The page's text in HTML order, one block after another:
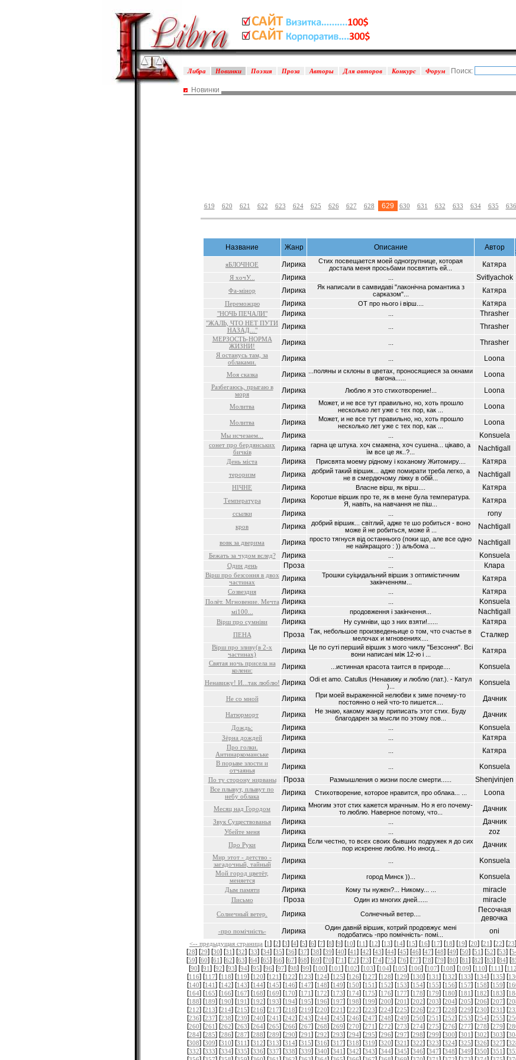
Поиск:
Либра Новинки Поэзия Проза Авторы Для авторов Конкурс Форум
Новинки
619 620 621 622 623 624 625 626 627 628 629 630 631 632 633 634 635 636
Название Жанр Описание Автор
яБЛОЧНОЕ Лирика
Стих посвещается моей одногрупнице, которая
достала меня просьбами посвятить ей...
Катяра
Я хочУ... Лирика Svitlyachok
Фа-мiнор Лирика
Як написали в самвидавi "лаконiчна романтика з
сарказом"...
Катяра
Переможцю Лирика ОТ про нього i вiрш.... Катяра
"НОЧЬ ПЕЧАЛИ" Лирика Thrasher
"ЖАЛЬ, ЧТО НЕТ ПУТИ
НАЗАД..."
Лирика Thrasher
МЕРЗОСТЬ-НОРМА
ЖИЗНИ!
Лирика Thrasher
Я останусь там, за
облаками.
Лирика Loona
Моя сказка Лирика
...поляны и склоны в цветах, проносящиеся за окнами
вагона......
Loona
Разбегаюсь, прыгаю в
моря
Лирика Люблю я это стихотворение!... Loona
Молитва Лирика
Может, и не все тут правильно, но, хоть прошло
несколько лет уже с тех пор, как ...
Loona
Молитва Лирика
Может, и не все тут правильно, но, хоть прошло
несколько лет уже с тех пор, как ...
Loona
Мы исчезаем... Лирика Konsuela
сонет про бердянських
бичкiв
Лирика
гарна це штука. хоч смажена, хоч сушена... цiкаво, а
їм все це як..?...
Nachtigall
День мiста Лирика Присвята моему рiдному i коханому Житомиру.... Катяра
тероризм Лирика
добрий такий вiршик... адже помирати треба легко, а
не в смердючому лiжку в обiй...
Nachtigall
НIЧНЕ Лирика Власне вiрш, як вiрш.... Катяра
Температура Лирика
Коротше вiршик про те, як в мене була температура.
Я, навiть, на навчання не пiш...
Катяра
ссылки Лирика rony
кров Лирика
добрий вiршик... свiтлий, адже те шо робиться - воно
може й не робиться, може й ...
Nachtigall
вовк за дверима Лирика просто тягнуся вiд останнього (поки що, але все одно
не найкращого : )) альбома ...
Nachtigall
Бежать за чудом вслед? Лирика Konsuela
Один день Проза Клара
Вiрш про безсоння в двох
частинах
Лирика
Трошки суiцидальний вiршик з оптимiстичним
закiнченням...
Катяра
Созвездия Лирика Катяра
Полёт. Мгновение. Мечта Лирика Konsuela
мi100... Лирика продовження i закiнчення... Nachtigall
Вiрш про сумнiви Лирика Ну сумнiви, що з них взяти!...... Катяра
ПЕНА Проза
Так, небольшое произведеньице о том, что счастье в
мелочах и мгновениях....
Сталкер
Вiрш про зливу(в 2-х
частинах)
Лирика Це по сутi перший вiршик з мого чиклу "Безсоння". Всi
вони написанi мiж 12-ю i ...
Катяра
Святая ночь присела на
колени:
Лирика ...истинная красота таится в природе.... Konsuela
Ненавижу! И...так люблю! Лирика Odi et amo. Catullus (Ненавижу и люблю (лат.). - Катул
)...
Konsuela
Не со мной Лирика
При моей выраженной нелюбви к зиме почему-то
постоянно о ней что-то пишется....
Дачник
Натюрморт Лирика
Не знаю, какому жанру приписать этот стих. Буду
благодарен за мысли по этому пов...
Дачник
Дождь: Лирика Konsuela
Зёрна дождей Лирика Катяра
Про голки.
Антинаркоманське
Лирика Катяра
В порыве злости и
отчаянья
Лирика Konsuela
По ту сторону нирваны Проза Размышления о жизни после смерти...... Shenjvinjen
Все плывут, плывут по
небу облака
Лирика Стихотворение, которое нравится, про облака... ... Loona
Месяц над Городом Лирика Многим этот стих кажется мрачным. Но я его почему-
то люблю. Наверное потому, что...
Дачник
Звук Существованья Лирика Дачник
Убейте меня Лирика zoz
Про Руки Лирика Если честно, то всех своих бывших подружек я до сих
пор искренне люблю. Но иногд...
Дачник
Мир этот - детство -
загадочный, тайный
Лирика Konsuela
Мой город цветёт,
меняется
Лирика город Минск ))... Konsuela
Дым памяти Лирика Кому ты нужен?... Никому... ... miracle
Письмо Проза Один из многих дней...... miracle
Солнечный ветер. Лирика Солнечный ветер....
Песочная
девочка
-про помiчнiсть- Лирика
Один давнiй вiршик, котрий продовжує менi
подобатись -про помiчнiсть- помi...
oni
<-- предыдущая страница [1] [2] [3] [4] [5] [6] [7] [8] [9] [10] [11] [12] [13] [14] [15] [16] [17] [18] [19] [20] [21] [22] [23
[28] [29] [30] [31] [32] [33] [34] [35] [36] [37] [38] [39] [40] [41] [42] [43] [44] [45] [46] [47] [48] [49] [50] [51] [52] [53] [
[59] [60] [61] [62] [63] [64] [65] [66] [67] [68] [69] [70] [71] [72] [73] [74] [75] [76] [77] [78] [79] [80] [81] [82] [83] [84] [
[90] [91] [92] [93] [94] [95] [96] [97] [98] [99] [100] [101] [102] [103] [104] [105] [106] [107] [108] [109] [110] [111] [112
[116] [117] [118] [119] [120] [121] [122] [123] [124] [125] [126] [127] [128] [129] [130] [131] [132] [133] [134] [135] [
[140] [141] [142] [143] [144] [145] [146] [147] [148] [149] [150] [151] [152] [153] [154] [155] [156] [157] [158] [159] [
[164] [165] [166] [167] [168] [169] [170] [171] [172] [173] [174] [175] [176] [177] [178] [179] [180] [181] [182] [183] [
[188] [189] [190] [191] [192] [193] [194] [195] [196] [197] [198] [199] [200] [201] [202] [203] [204] [205] [206] [207] [
[212] [213] [214] [215] [216] [217] [218] [219] [220] [221] [222] [223] [224] [225] [226] [227] [228] [229] [230] [231] [
[236] [237] [238] [239] [240] [241] [242] [243] [244] [245] [246] [247] [248] [249] [250] [251] [252] [253] [254] [255] [
[260] [261] [262] [263] [264] [265] [266] [267] [268] [269] [270] [271] [272] [273] [274] [275] [276] [277] [278] [279] [
[284] [285] [286] [287] [288] [289] [290] [291] [292] [293] [294] [295] [296] [297] [298] [299] [300] [301] [302] [303] [
[308] [309] [310] [311] [312] [313] [314] [315] [316] [317] [318] [319] [320] [321] [322] [323] [324] [325] [326] [327] [
[332] [333] [334] [335] [336] [337] [338] [339] [340] [341] [342] [343] [344] [345] [346] [347] [348] [349] [350] [351] [